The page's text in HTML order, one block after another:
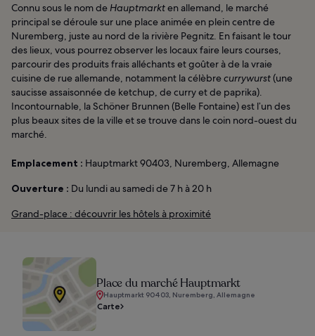
Connu sous le nom de Hauptmarkten allemand, le marché
principal se déroule sur une place animée en plein centre de
Nuremberg, juste au nord de la rivière Pegnitz. En faisant le tour
des lieux, vous pourrez observer les locaux faire leurs courses,
parcourir des produits frais alléchants et goûter à de la vraie
cuisine de rue allemande, notamment la célèbrecurrywurst(une
saucisse assaisonnée de ketchup, de curry et de paprika).
Incontournable, la Schöner Brunnen (Belle Fontaine) est l’un des
plus beaux sites de la ville et se trouve dans le coin nord-ouest du
marché.
Emplacement : Hauptmarkt 90403, Nuremberg, Allemagne
Ouverture : Du lundi au samedi de 7 h à 20 h
Grand-place : découvrir les hôtels à proximité
Place du marché Hauptmarkt
Hauptmarkt 90403, Nuremberg, Allemagne
Carte